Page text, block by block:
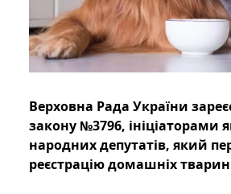
Верховна Рада України
закону №3796, ініціаторами
народних депутатів, який
реєстрацію домашніх